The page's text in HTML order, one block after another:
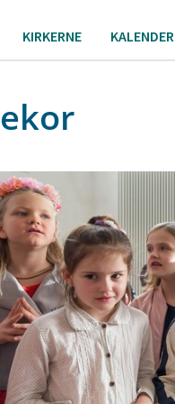
KIRKERNE KALENDER